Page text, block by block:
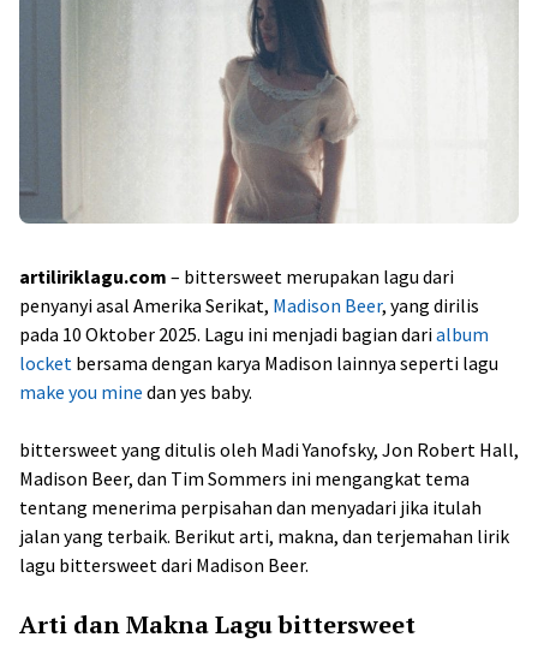
artiliriklagu.com – bittersweet merupakan lagu dari
penyanyi asal Amerika Serikat, Madison Beer, yang dirilis
pada 10 Oktober 2025. Lagu ini menjadi bagian darialbum
locket bersama dengan karya Madison lainnya seperti lagu
make you mine dan yes baby.
bittersweet yang ditulis oleh Madi Yanofsky, Jon Robert Hall,
Madison Beer, dan Tim Sommers ini mengangkat tema
tentang menerima perpisahan dan menyadari jika itulah
jalan yang terbaik. Berikut arti, makna, dan terjemahan lirik
lagu bittersweet dari Madison Beer.
Arti dan Makna Lagu bittersweet